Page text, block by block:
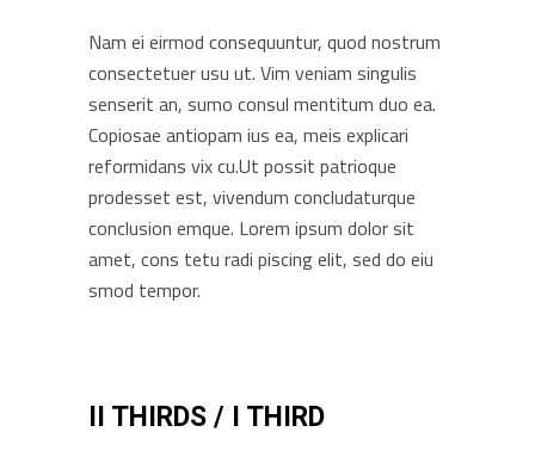
Nam ei eirmod consequuntur, quod nostrum
consectetuer usu ut. Vim veniam singulis
senserit an, sumo consul mentitum duo ea.
Copiosae antiopam ius ea, meis explicari
reformidans vix cu.Ut possit patrioque
prodesset est, vivendum concludaturque
conclusion emque. Lorem ipsum dolor sit
amet, cons tetu radi piscing elit, sed do eiu
smod tempor.
II THIRDS / I THIRD